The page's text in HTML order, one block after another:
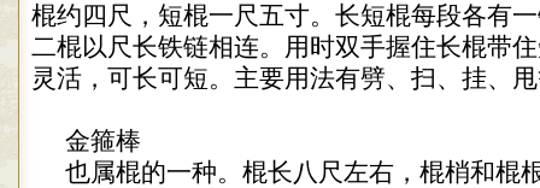
棍约四尺，短棍一尺五寸。长短棍每段各有
二棍以尺长铁链相连。用时双手握住长棍带
灵活，可长可短。主要用法有劈、扫、挂、
金箍棒
也属棍的一种。棍长八尺左右，棍梢和棍